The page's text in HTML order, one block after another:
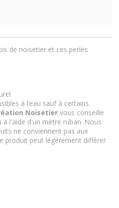
de noisetier et ces perles
à l’eau sauf à certains
Noisetier vous conseille
l'aide d'un mètre ruban. Nous
ne conviennent pas aux
produit peut légèrement différer